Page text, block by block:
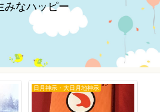
みなハッピー
日月神示・大日月地神示